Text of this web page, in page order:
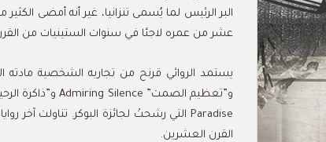
البر الرئيس لما يُسمى تنزانيا، غير أنه أمضى
عشر من عمره لاجئا في سنوات الستينيات من
القرن العشرين.